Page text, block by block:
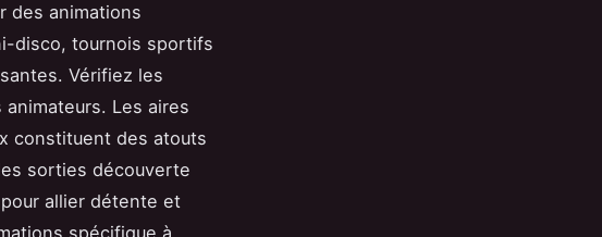
des animations
disco, tournois sportifs
Vérifiez les
Les aires
constituent des atouts
sorties découverte
allier détente et